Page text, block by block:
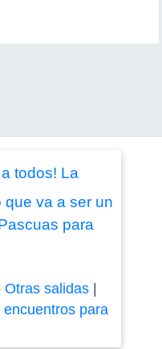
todos! La
que va a ser un
para
Otras salidas|
para